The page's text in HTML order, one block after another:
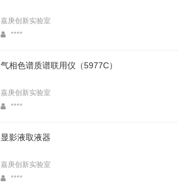
嘉庚创新实验室
****
气相色谱质谱联用仪（5977C）
嘉庚创新实验室
****
显影液取液器
嘉庚创新实验室
****